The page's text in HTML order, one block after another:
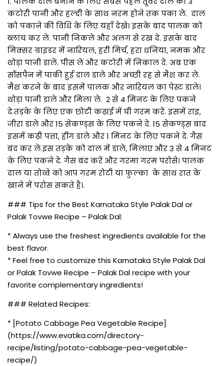
कटोरी पानी और हल्दी के साथ नरम होने तक पका ले. दाल
को पकाने की विधि के लिए यहाँ देखे। इसके बाद पालक को
ब्लांच कर ले. पानी निकले और अलग से रख दे. इसके बाद
मिक्सर ग्राइंडर में नारियल, हरी मिर्च, हरा धनिया, नमक और
थोड़ा पानी डाले. पीस ले और कटोरी में निकाल दे. अब एक
सॉसपैन में पाकी हुई दाल डाले और अच्छी रह से मैश कर ले.
मैश करने के बाद इसमें पालक और नारियल का पेस्ट डाले।
थोड़ा पानी डाले और मिला ले. 2 से 4 मिनट के लिए पकने
दे.तड़के के लिए एक छोटी कढ़ाई में घी गरम करें. इसमें राइ,
जीरा डाले और 15 सेकण्ड्स के लिए पकने दे. 15 सेकण्ड्स बाद
इसमें कढ़ी पत्ता, हींग डाले और 1 मिनट के लिए पकने दे. गैस
बंद कर ले.इस तड़के को दाल में डाले, मिलाए और 3 से 4 मिनट
के लिए पकने दे. गैस बंद करें और गरमा गरम परोसे। पालक
दाल या तोव्वे को आप गरम रोटी या फुल्का के साथ रात के
खाने में परोस सकते है।.
### Tips for the Best Karnataka Style Palak Dal or
Palak Tovwe Recipe – Palak Dal:
* Always use the freshest ingredients available for the
best flavor.
* Feel free to customize this Karnataka Style Palak Dal
or Palak Tovwe Recipe – Palak Dal recipe with your
favorite complementary ingredients!
### Related Recipes:
* [Potato Cabbage Pea Vegetable Recipe]
(https://www.evatika.com/directory-
recipe/listing/potato-cabbage-pea-vegetable-
recipe/)